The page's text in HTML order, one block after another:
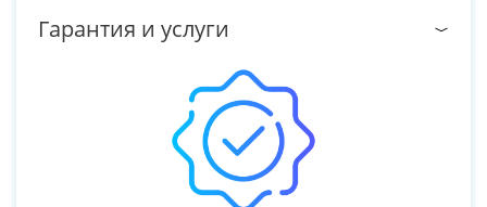
Гарантия и услуги